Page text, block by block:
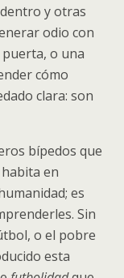
y otras
odio con
o una
cómo
clara: son
bípedos que
en
es
Sin
o el pobre
esta